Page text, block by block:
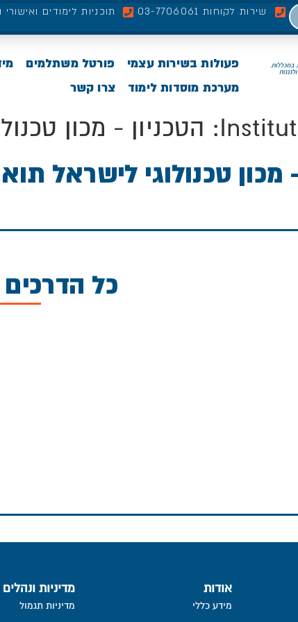
שירות לקוחות 03-7706061 תוכניות לימודים ואישורי ותק 03-
פעולות בשירות עצמי פורטל משתלמים
מערכת מוסדות לימוד
צרו קשר
הטכניון - מכון
מכון טכנולוגי לישראל
כל
אודות
מידע כללי
מדיניות ונהלים
מדיניות תגמול